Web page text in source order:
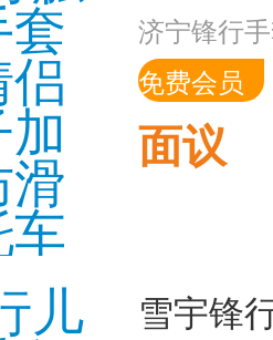
济宁锋行
免费会员
面议